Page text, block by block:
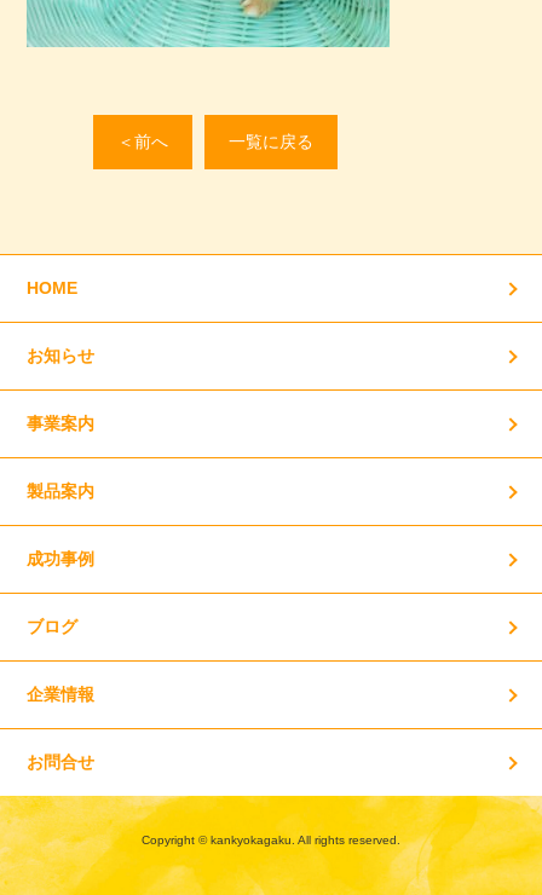
＜前へ 一覧に戻る
HOME
お知らせ
事業案内
製品案内
成功事例
ブログ
企業情報
お問合せ
Copyright © kankyokagaku. All rights reserved.